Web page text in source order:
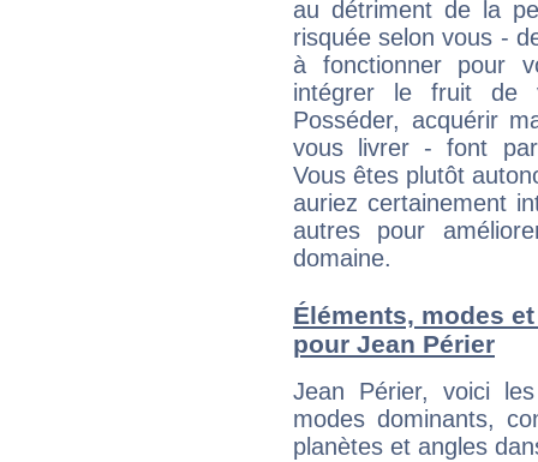
au détriment de la
risquée selon vous -
à fonctionner pour
intégrer le fruit de
Posséder, acquérir
vous livrer - font
Vous êtes plutôt
auriez certainement
autres pour
domaine.
Éléments, modes
pour Jean Périer
Jean Périer, voici
modes dominants,
planètes et angles